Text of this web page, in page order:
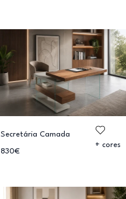
Secretária Camada
830€
+ cores